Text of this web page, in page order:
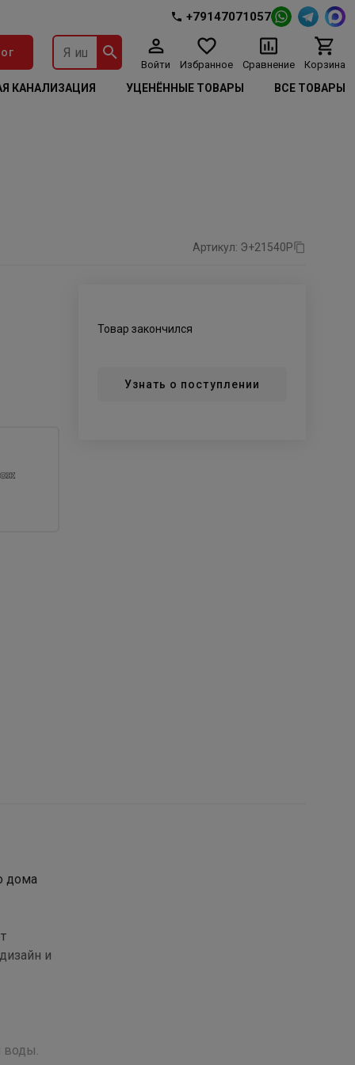
+79147071057
Войти Избранное Сравнение Корзина
КАНАЛИЗАЦИЯ УЦЕНЁННЫЕ ТОВАРЫ ВСЕ ТОВАРЫ
Артикул: Э+21540Р
Товар закончился
Узнать о поступлении
дома
и
воды.